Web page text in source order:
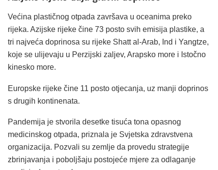
Većina plastičnog otpada završava u oceanima preko
rijeka. Azijske rijeke čine 73 posto svih emisija plastike, a
tri najveća doprinosa su rijeke Shatt al-Arab, Ind i Yangtze,
koje se ulijevaju u Perzijski zaljev, Arapsko more i Istočno
kinesko more.
Europske rijeke čine 11 posto otjecanja, uz manji doprinos
s drugih kontinenata.
Pandemija je stvorila desetke tisuća tona opasnog
medicinskog otpada, priznala je Svjetska zdravstvena
organizacija. Pozvali su zemlje da provedu strategije
zbrinjavanja i poboljšaju postojeće mjere za odlaganje